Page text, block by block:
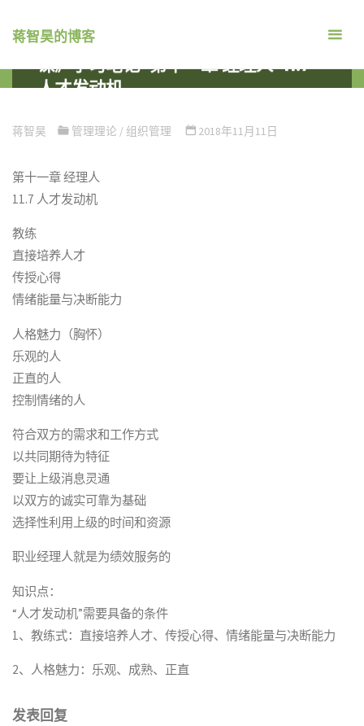
蒋智昊的博客
关于陈春花老师《管理者的50堂必修
课》学习笔记-第十一章 经理人-11.7
人才发动机
修课》学习笔记-第十一章 经理人-11.7 人才发动机
蒋智昊 管理理论 / 组织管理 2018年11月11日
第十一章 经理人
11.7 人才发动机
教练
直接培养人才
传授心得
情绪能量与决断能力
人格魅力（胸怀）
乐观的人
正直的人
控制情绪的人
符合双方的需求和工作方式
以共同期待为特征
要让上级消息灵通
以双方的诚实可靠为基础
选择性利用上级的时间和资源
职业经理人就是为绩效服务的
知识点：
“人才发动机”需要具备的条件
1、教练式：直接培养人才、传授心得、情绪能量与决断能力
2、人格魅力：乐观、成熟、正直
发表回复